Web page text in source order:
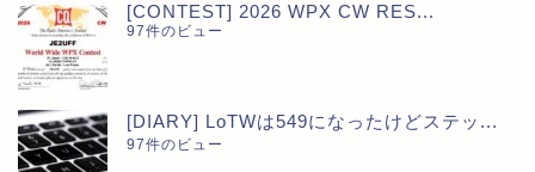
[CONTEST] 2026 WPX CW RES...
97件のビュー
[DIARY] LoTWは549になったけどステッ...
97件のビュー